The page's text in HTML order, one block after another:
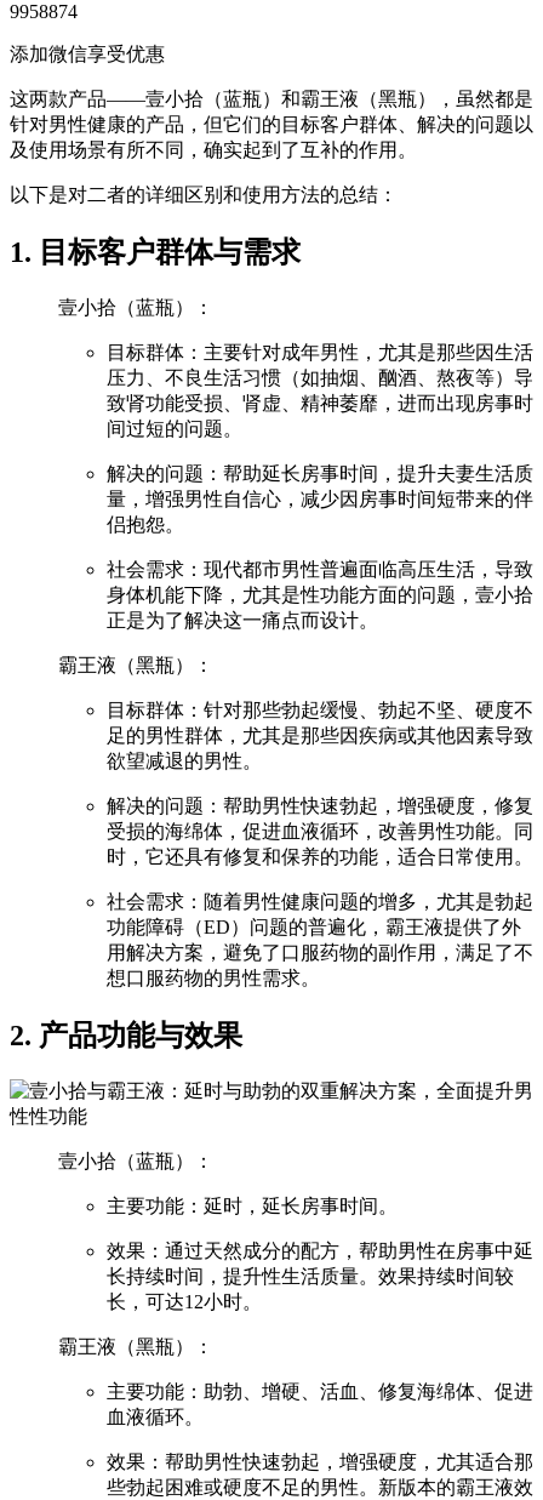
9958874
添加微信享受优惠
这两款产品——壹小拾（蓝瓶）和霸王液（黑瓶），虽然都是
针对男性健康的产品，但它们的目标客户群体、解决的问题以
及使用场景有所不同，确实起到了互补的作用。
以下是对二者的详细区别和使用方法的总结：
1. 目标客户群体与需求
壹小拾（蓝瓶）：
目标群体：主要针对成年男性，尤其是那些因生活
压力、不良生活习惯（如抽烟、酗酒、熬夜等）导
致肾功能受损、肾虚、精神萎靡，进而出现房事时
间过短的问题。
解决的问题：帮助延长房事时间，提升夫妻生活质
量，增强男性自信心，减少因房事时间短带来的伴
侣抱怨。
社会需求：现代都市男性普遍面临高压生活，导致
身体机能下降，尤其是性功能方面的问题，壹小拾
正是为了解决这一痛点而设计。
霸王液（黑瓶）：
目标群体：针对那些勃起缓慢、勃起不坚、硬度不
足的男性群体，尤其是那些因疾病或其他因素导致
欲望减退的男性。
解决的问题：帮助男性快速勃起，增强硬度，修复
受损的海绵体，促进血液循环，改善男性功能。同
时，它还具有修复和保养的功能，适合日常使用。
社会需求：随着男性健康问题的增多，尤其是勃起
功能障碍（ED）问题的普遍化，霸王液提供了外
用解决方案，避免了口服药物的副作用，满足了不
想口服药物的男性需求。
2. 产品功能与效果
壹小拾（蓝瓶）：
主要功能：延时，延长房事时间。
效果：通过天然成分的配方，帮助男性在房事中延
长持续时间，提升性生活质量。效果持续时间较
长，可达12小时。
霸王液（黑瓶）：
主要功能：助勃、增硬、活血、修复海绵体、促进
血液循环。
效果：帮助男性快速勃起，增强硬度，尤其适合那
些勃起困难或硬度不足的男性。新版本的霸王液效